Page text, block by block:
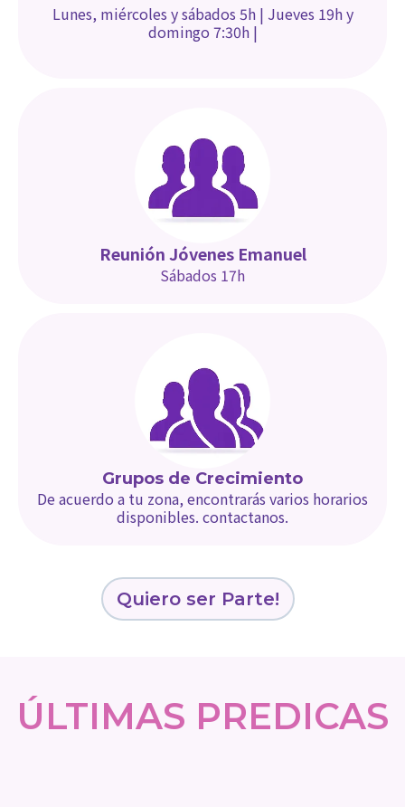
Lunes, miércoles y sábados 5h | Jueves 19h y
domingo 7:30h |
Reunión Jóvenes Emanuel
Sábados 17h
Grupos de Crecimiento
De acuerdo a tu zona, encontrarás varios horarios
disponibles. contactanos.
Quiero ser Parte!
ÚLTIMAS PREDICAS